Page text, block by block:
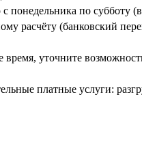
понедельника по субботу
расчёту (банковский
уточните
платные услуги: